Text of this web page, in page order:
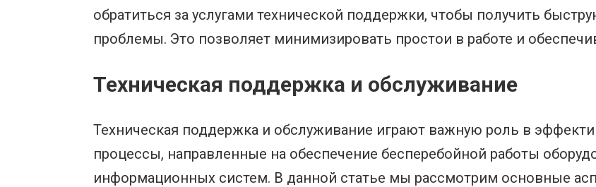
обратиться за услугами технической поддержки, чтобы получить
проблемы. Это позволяет минимизировать простои в работе и
Техническая поддержка и обслуживание
Техническая поддержка и обслуживание играют важную роль в
процессы, направленные на обеспечение бесперебойной работы
информационных систем. В данной статье мы рассмотрим основные